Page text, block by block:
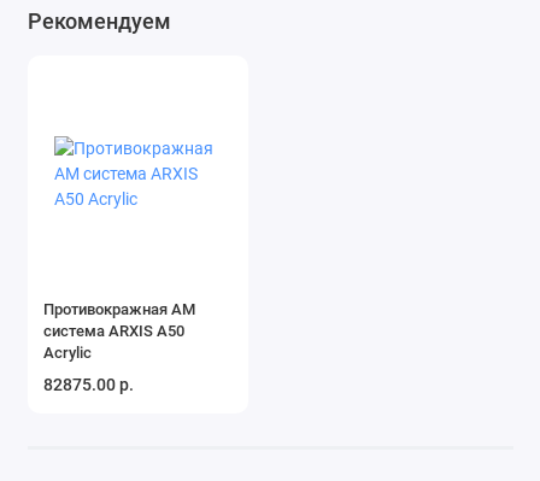
Рекомендуем
Противокражная АМ
система ARXIS A50
Acrylic
82875.00 р.